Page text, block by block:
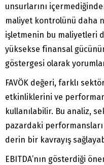
unsurlarını
maliyet kontrolünü daha
işletmenin bu maliyetleri
yüksekse finansal
göstergesi olarak
FAVÖK değeri, farklı
etkinliklerini ve
kullanılabilir. Bu analiz,
pazardaki performansları
derin bir kavrayış
EBITDA’nın gösterdiği